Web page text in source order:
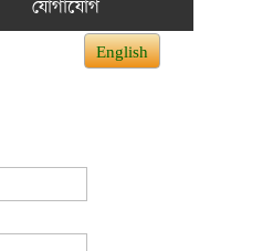
যোগাযোগ
English